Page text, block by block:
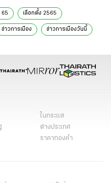
65 เลือกตั้ง 2565
ข่าวการเมือง ข่าวการเมืองวันนี้
รวมไทยสร้างชาติ
ในกระแส
ต่างประเทศ
ราคาทองคำ